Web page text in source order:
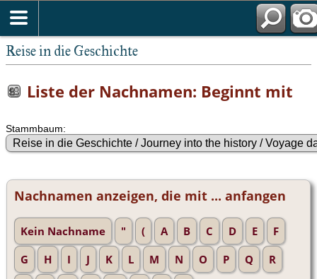
Reise in die Geschichte
Liste der Nachnamen: Beginnt mit
Stammbaum:
Nachnamen anzeigen, die mit ... anfangen
Kein Nachname " ( A B C D E
F
G
H I J K L M N O P Q
R